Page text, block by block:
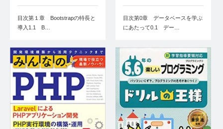
目次第１章 Bootstrapの特長と
導入1.1 B…
目次第0章 データベースを学ぶ
にあたって0.1 デー…